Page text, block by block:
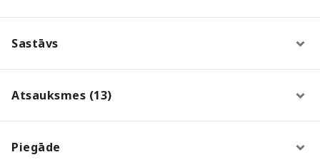
Sastāvs
Atsauksmes (13)
Piegāde